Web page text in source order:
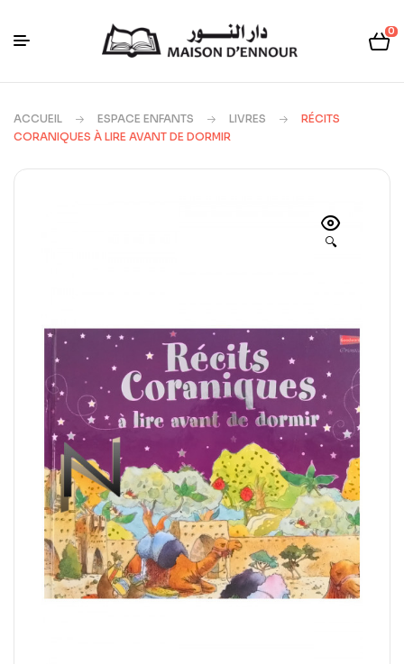
0
ACCUEIL ESPACE ENFANTS LIVRES
RÉCITS
CORANIQUES À LIRE AVANT DE DORMIR
🔍